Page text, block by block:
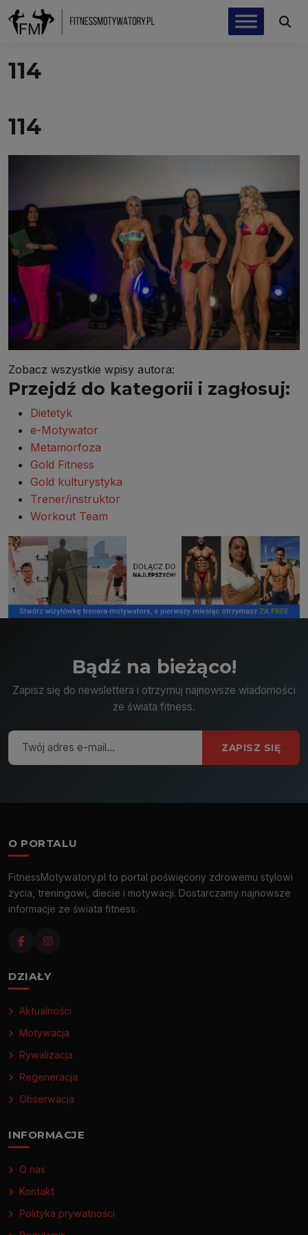
114
114
Zobacz wszystkie wpisy autora:
Przejdź do kategorii i zagłosuj:
Dietetyk
e-Motywator
Metamorfoza
Gold Fitness
Gold kulturystyka
Trener/instruktor
Workout Team
Bądź na bieżąco!
Zapisz się do newslettera i otrzymuj najnowsze wiadomości
ze świata fitness.
ZAPISZ SIĘ
O PORTALU
FitnessMotywatory.pl to portal poświęcony zdrowemu stylowi
życia, treningowi, diecie i motywacji. Dostarczamy najnowsze
informacje ze świata fitness.
DZIAŁY
Aktualności
Motywacja
Rywalizacja
Regeneracja
Obserwacja
INFORMACJE
O nas
Kontakt
Polityka prywatności